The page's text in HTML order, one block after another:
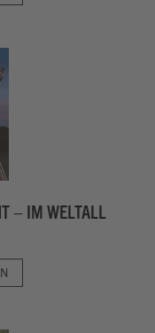
– IM WELTALL